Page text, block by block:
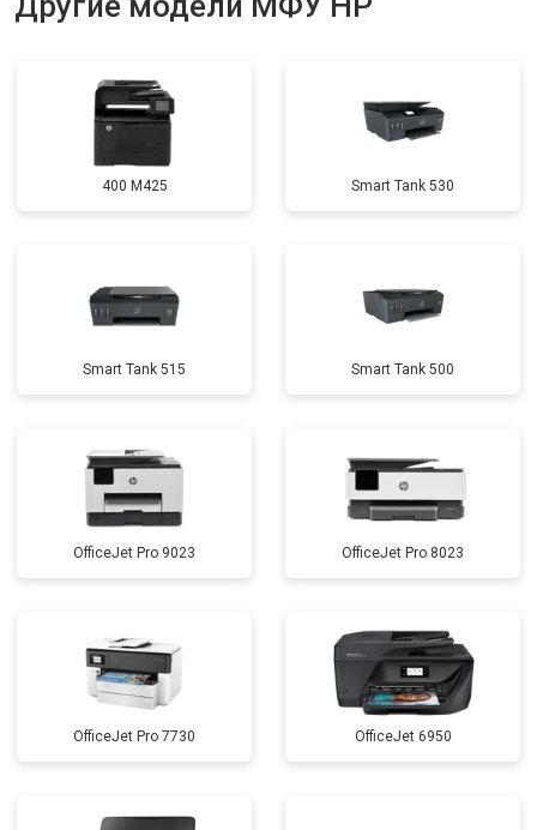
400 M425 Smart Tank 530
Smart Tank 515 Smart Tank 500
OfficeJet Pro 9023 OfficeJet Pro 8023
OfficeJet Pro 7730 OfficeJet 6950